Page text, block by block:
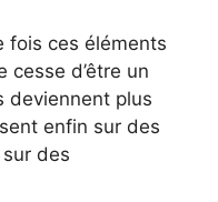
fois ces éléments
cesse d’être un
deviennent plus
enfin sur des
des